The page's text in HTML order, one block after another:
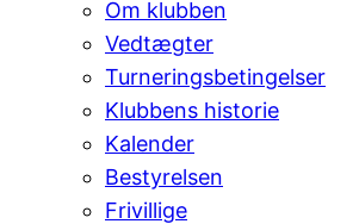
Om klubben
Vedtægter
Turneringsbetingelser
Klubbens historie
Kalender
Bestyrelsen
Frivillige